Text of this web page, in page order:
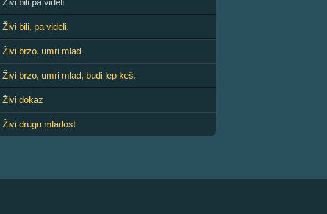
Živi bili pa videli
Živi bili, pa videli.
Živi brzo, umri mlad
Živi brzo, umri mlad, budi lep keš.
Živi dokaz
Živi drugu mladost